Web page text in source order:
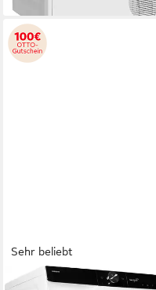
Sehr beliebt
SAMSUNG